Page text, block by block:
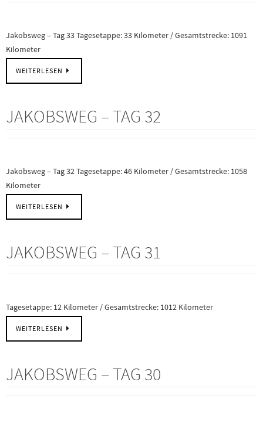
Jakobsweg – Tag 33 Tagesetappe: 33 Kilometer / Gesamtstrecke: 1091
Kilometer
WEITERLESEN
JAKOBSWEG – TAG 32
Jakobsweg – Tag 32 Tagesetappe: 46 Kilometer / Gesamtstrecke: 1058
Kilometer
WEITERLESEN
JAKOBSWEG – TAG 31
Tagesetappe: 12 Kilometer / Gesamtstrecke: 1012 Kilometer
WEITERLESEN
JAKOBSWEG – TAG 30